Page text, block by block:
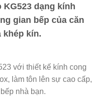
KG523 dạng kính
gian bếp của căn
khép kín.
với thiết kế kính cong
làm tôn lên sự cao cấp,
nhà bạn.